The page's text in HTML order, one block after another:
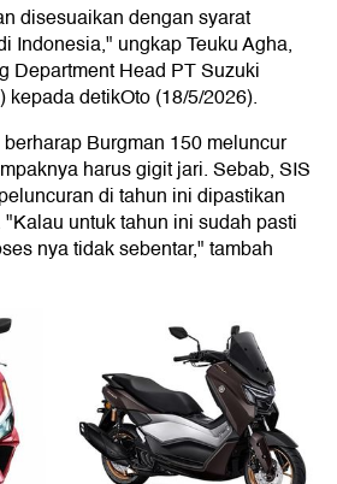
disesuaikan dengan syarat
Indonesia," ungkap Teuku Agha,
Department Head PT Suzuki
kepada detikOto (18/5/2026).
Burgman 150 meluncur
harus gigit jari. Sebab, SIS
di tahun ini dipastikan
untuk tahun ini sudah pasti
nya tidak sebentar," tambah